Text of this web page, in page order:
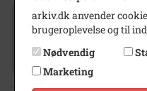
1998
Der slås
Poul
arkiv.dk anvender
brugeroplevelse og til
Nødvendig
Marketing